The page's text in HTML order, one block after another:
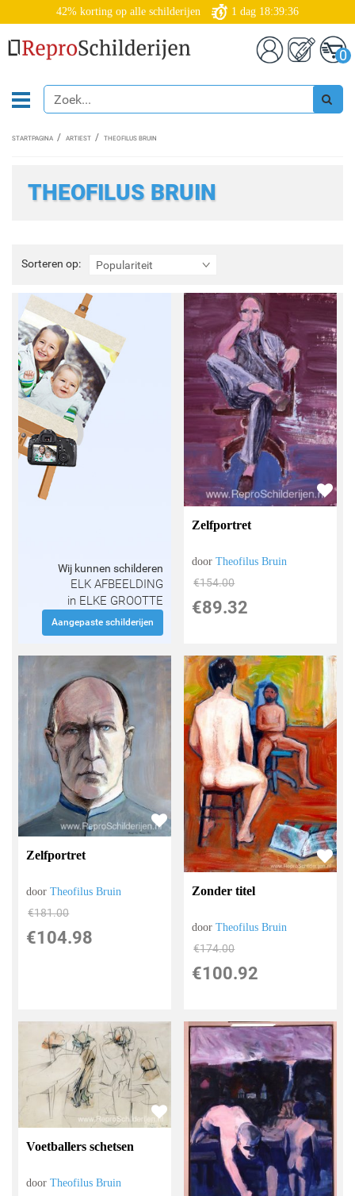
42% korting op alle schilderijen 1 dag 18:39:36
0
STARTPAGINA ARTIEST THEOFILUS BRUIN
THEOFILUS BRUIN
Sorteren op: Populariteit
Sorteren
op:
Wij kunnen schilderen
ELK AFBEELDING
in ELKE GROOTTE
Aangepaste schilderijen
Zelfportret
doorTheofilus Bruin
€154.00
€89.32
Zelfportret
doorTheofilus Bruin
€181.00
€104.98
Zonder titel
doorTheofilus Bruin
€174.00
€100.92
Voetballers schetsen
doorTheofilus Bruin